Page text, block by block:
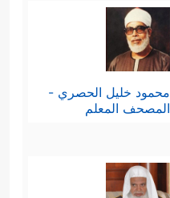
محمود خليل الحصري -
المصحف المعلم